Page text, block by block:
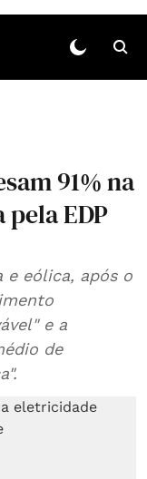
91% na
EDP
e eólica, após o
e a
de